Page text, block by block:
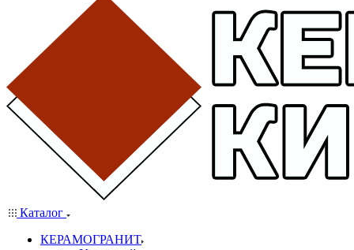
Каталог
КЕРАМОГРАНИТ